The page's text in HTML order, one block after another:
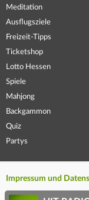
Meditation
Ausflugsziele
Freizeit-Tipps
Ticketshop
Lotto Hessen
Spiele
Mahjong
Backgammon
Quiz
Partys
Impressum und